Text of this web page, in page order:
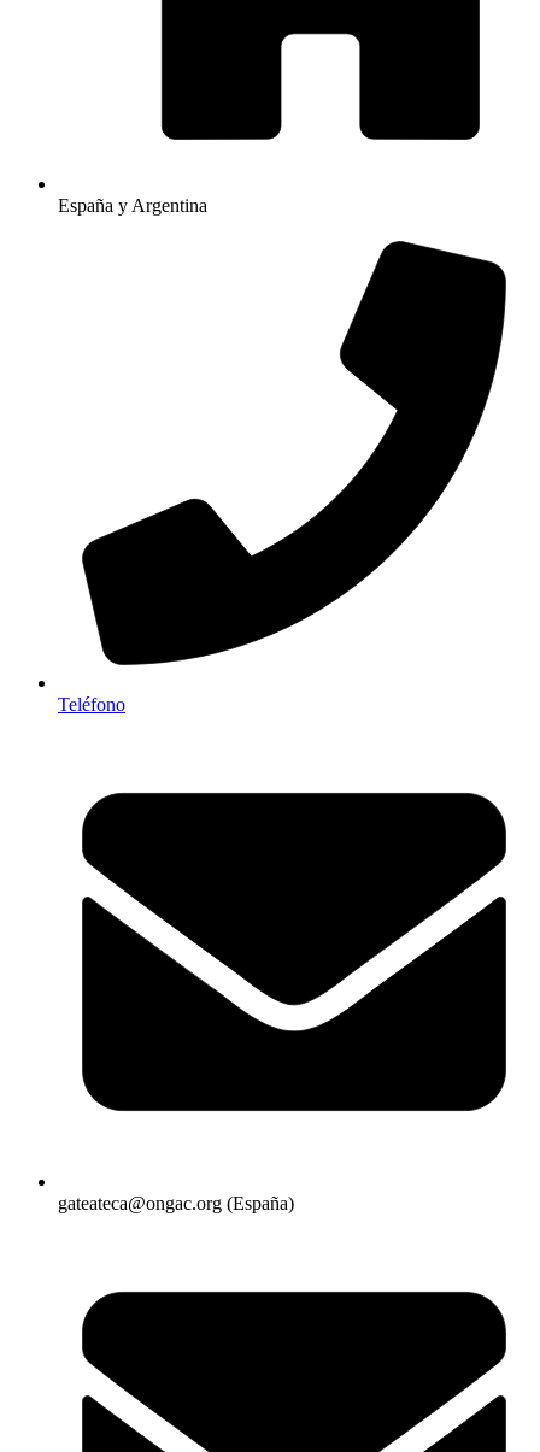
España y Argentina
Teléfono
gateateca@ongac.org (España)